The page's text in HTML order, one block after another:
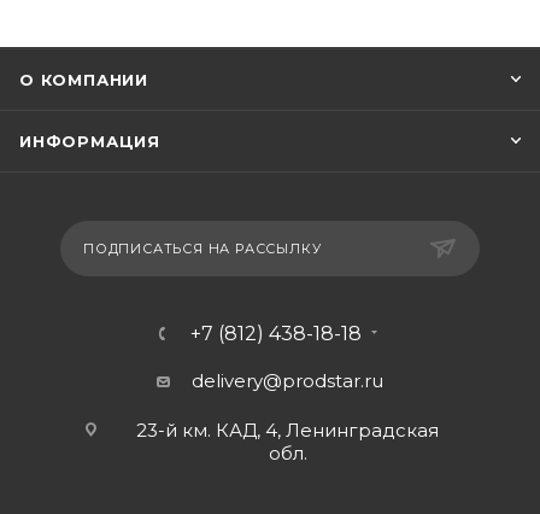
О КОМПАНИИ
ИНФОРМАЦИЯ
ПОДПИСАТЬСЯ НА РАССЫЛКУ
+7 (812) 438-18-18
delivery@prodstar.ru
23-й км. КАД, 4, Ленинградская
обл.